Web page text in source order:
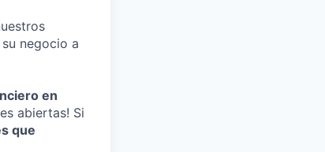
negocio a
en
abiertas! Si
que